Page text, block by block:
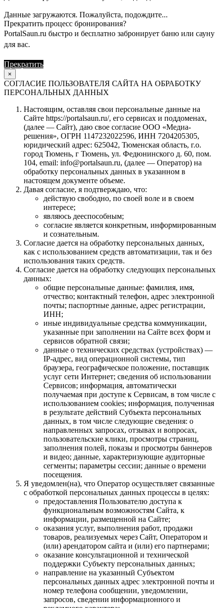
Данные загружаются. Пожалуйста, подождите...
Прекратить процесс бронирования?
PortalSaun.ru быстро и бесплатно забронирует баню или сауну
для вас.
Прекратить
×
СОГЛАСИЕ ПОЛЬЗОВАТЕЛЯ САЙТА НА ОБРАБОТКУ
ПЕРСОНАЛЬНЫХ ДАННЫХ
Настоящим, оставляя свои персональные данные на
Сайте https://portalsaun.ru/, его сервисах и поддоменах,
(далее — Сайт), даю свое согласие ООО «Медиа-
решения», ОГРН 1147232022596, ИНН 7204205305,
юридический адрес: 625042, Тюменская область, г.о.
город Тюмень, г Тюмень, ул. Федюнинского д. 60, пом.
104, email: info@portalsaun.ru, (далее — Оператор) на
обработку персональных данных в указанном в
настоящем документе объеме.
Давая согласие, я подтверждаю, что:
действую свободно, по своей воле и в своем
интересе;
являюсь дееспособным;
согласие является конкретным, информированным
и сознательным.
Согласие дается на обработку персональных данных,
как с использованием средств автоматизации, так и без
использования таких средств.
Согласие дается на обработку следующих персональных
данных:
общие персональные данные: фамилия, имя,
отчество; контактный телефон, адрес электронной
почты; паспортные данные, адрес регистрации,
ИНН;
иные индивидуальные средства коммуникации,
указанные при заполнении на Сайте всех форм и
сервисов обратной связи;
данные о технических средствах (устройствах) —
IP-адрес, вид операционной системы, тип
браузера, географическое положение, поставщик
услуг сети Интернет; сведения об использовании
Сервисов; информация, автоматически
получаемая при доступе к Сервисам, в том числе с
использованием cookies; информация, полученная
в результате действий Субъекта персональных
данных, в том числе следующие сведения: о
направленных запросах, отзывах и вопросах,
пользовательские клики, просмотры страниц,
заполнения полей, показы и просмотры баннеров
и видео; данные, характеризующие аудиторные
сегменты; параметры сессии; данные о времени
посещения.
Я уведомлен(на), что Оператор осуществляет связанные
с обработкой персональных данных процессы в целях:
предоставления Пользователю доступа к
функциональным возможностям Сайта, к
информации, размещенной на Сайте;
оказания услуг, выполнения работ, продажи
товаров, реализуемых через Сайт, Оператором и
(или) арендатором сайта и (или) его партнерами;
оказание консультационной и технической
поддержки Субъекту персональных данных;
направление на указанный Субъектом
персональных данных адрес электронной почты и
номер телефона сообщении, уведомлении,
запросов, сведении информационного и